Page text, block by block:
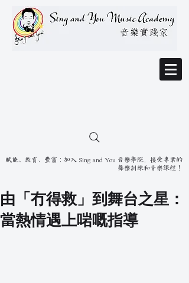
賦能、教育、豐富：加入 Sing and You 音樂學院，接受專業的
聲樂訓練和音樂課程！
由「冇得救」到舞台之星：
當熱情遇上啱嘅指導